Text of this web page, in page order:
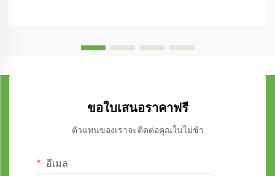
ขอใบเสนอราคาฟรี
ตัวแทนของเราจะติดต่อคุณในไม่ช้า
อีเมล